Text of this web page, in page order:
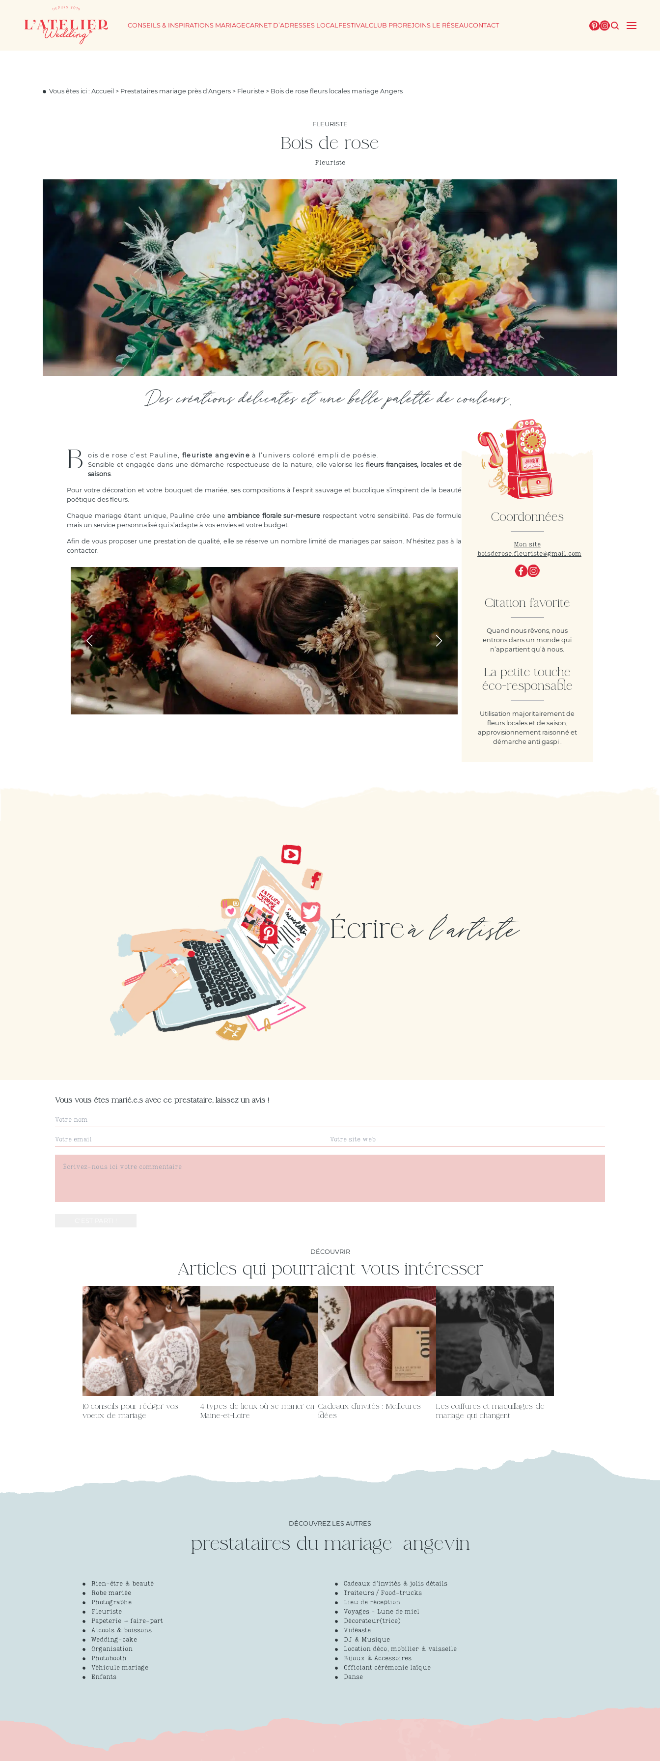
CONSEILS & INSPIRATIONS MARIAGECARNET D’ADRESSES LOCALFESTIVALCLUB PROREJOINS LE RÉSEAUCONTACT
Vous êtes ici :Accueil > Prestataires mariage près d'Angers > Fleuriste > Bois de rose fleurs locales mariage Angers
FLEURISTE
Bois de rose
Fleuriste
Des créations délicates et une belle palette de couleurs.
B ois de rose c’est Pauline, fleuriste angevine à l’univers coloré empli de poésie.
Sensible et engagée dans une démarche respectueuse de la nature, elle valorise lesfleurs françaises, locales et de
saisons.
Pour votre décoration et votre bouquet de mariée, ses compositions à l’esprit sauvage et bucolique s’inspirent de la beauté
poétique des fleurs.
Chaque mariage étant unique, Pauline crée uneambiance florale sur-mesure respectant votre sensibilité. Pas de formule
mais un service personnalisé qui s’adapte à vos envies et votre budget.
Afin de vous proposer une prestation de qualité, elle se réserve un nombre limité de mariages par saison. N’hésitez pas à la
contacter.
Coordonnées
Mon site
boisderose.fleuriste@gmail.com
Citation favorite
Quand nous rêvons, nous
entrons dans un monde qui
n’appartient qu’à nous.
La petite touche
éco-responsable
Utilisation majoritairement de
fleurs locales et de saison,
approvisionnement raisonné et
démarche anti gaspi .
Écrireà l'artiste
Vous vous êtes marié.e.s avec ce prestataire, laissez un avis !
DÉCOUVRIR
Articles qui pourraient vous intéresser
10 conseils pour rédiger vos
voeux de mariage
4 types de lieux où se marier en
Maine-et-Loire
Cadeaux d’invités : Meilleures
idées
Les coiffures et maquillages de
mariage qui changent
DÉCOUVREZ LES AUTRES
prestataires du mariage
Bien-être & beauté
Robe mariée
Photographe
Fleuriste
Papeterie – faire-part
Alcools & boissons
Wedding-cake
Organisation
Photobooth
Véhicule mariage
Enfants
Cadeaux d’invités & jolis détails
Traiteurs / Food-trucks
Lieu de réception
Voyages - Lune de miel
Décorateur(trice)
Vidéaste
DJ & Musique
Location déco, mobilier & vaisselle
Bijoux & Accessoires
Officiant cérémonie laïque
Danse